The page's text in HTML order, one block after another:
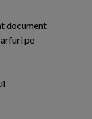
document
pe